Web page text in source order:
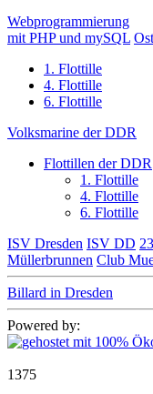
Webprogrammierung
mit PHP und mySQL
1. Flottille
4. Flottille
6. Flottille
Volksmarine der DDR
Flottillen der DDR
1. Flottille
4. Flottille
6. Flottille
ISV Dresden ISV DD
Müllerbrunnen Club
Billard in Dresden
Powered by:
1375